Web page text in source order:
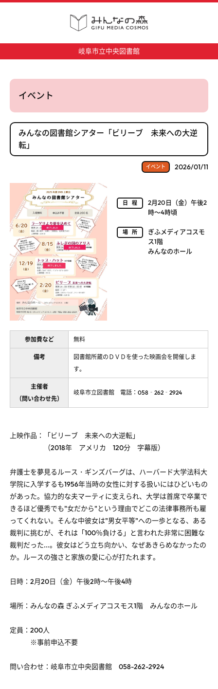
岐阜市立中央図書館
イベント
みんなの図書館シアター「ビリーブ 未来への大逆
転」
イベント 2026/01/11
日程
2月20日（金）午後2
時～4時頃
場所
ぎふメディアコスモ
ス1階
みんなのホール
参加費など 無料
備考
図書館所蔵のＤＶＤを使った映画会を開催しま
す。
主催者
（問い合わせ先）
岐阜市立図書館 電話：058‐262‐2924
上映作品：「ビリーブ 未来への大逆転」
（2018年 アメリカ 120分 字幕版）
弁護士を夢見るルース・ギンズバーグは、ハーバード大学法科大
学院に入学するも1956年当時の女性に対する扱いにはひどいもの
があった。協力的な夫マーティに支えられ、大学は首席で卒業で
きるほど優秀でも"女だから"という理由でどこの法律事務所も雇
ってくれない。そんな中彼女は"男女平等"への一歩となる、ある
裁判に挑むが、それは「100％負ける」と言われた非常に困難な
裁判だった...。彼女はどう立ち向かい、なぜあきらめなかったの
か。ルースの強さと家族の愛に心が打たれます。
日時：2月20日（金）午後2時～午後4時
場所：みんなの森 ぎふメディアコスモス1階 みんなのホール
定員：200人
※事前申込不要
問い合わせ：岐阜市立中央図書館 058-262-2924